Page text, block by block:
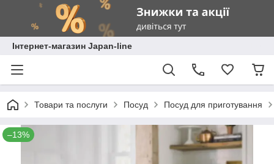
Інтернет-магазин Japan-line
Товари та послуги Посуд Посуд для приготування
–13%